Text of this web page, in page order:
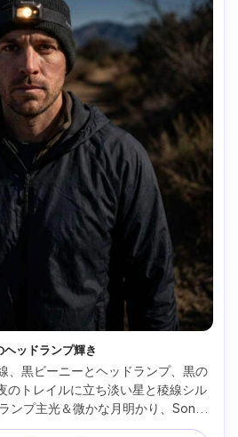
ヘッドランプ輝き
、黒ビーニーとヘッドランプ、黒の
のトレイルに立ち淡い星と稜線シル
ンプ主光＆微かな月明かり、Sony
い被写界深度、胸上構図、シネマテ